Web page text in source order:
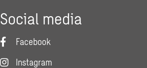
Social media
Facebook
Instagram